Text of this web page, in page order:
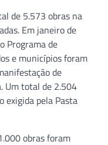
de 5.573 obras na
Em janeiro de
Programa de
e municípios foram
de
Um total de 2.504
exigida pela Pasta
obras foram